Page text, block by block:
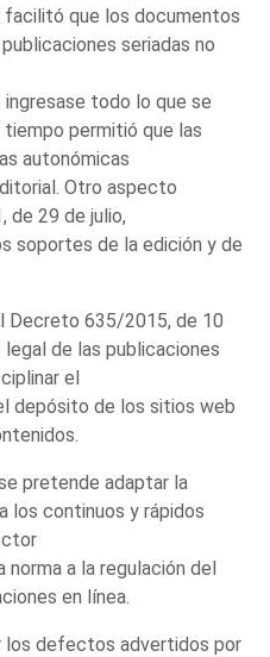
que los documentos
seriadas no
todo lo que se
tiempo permitió que las
autonómicas
Otro aspecto
de 29 de julio,
soportes de la edición y de
Decreto 635/2015, de 10
de las publicaciones
el
depósito de los sitios web
pretende adaptar la
los continuos y rápidos
a la regulación del
en línea.
los defectos advertidos por